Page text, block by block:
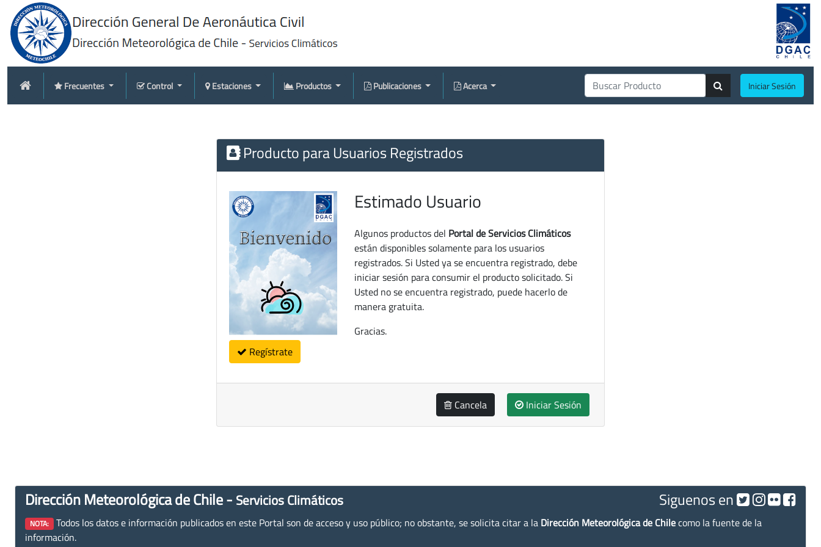
Frecuentes Control Estaciones Productos Publicaciones Acerca Iniciar Sesión
Producto para Usuarios Registrados
Regístrate
Estimado Usuario
Algunos productos del Portal de Servicios Climáticos
están disponibles solamente para los usuarios
registrados. Si Usted ya se encuentra registrado, debe
iniciar sesión para consumir el producto solicitado. Si
Usted no se encuentra registrado, puede hacerlo de
manera gratuita.
Gracias.
Cancela Iniciar Sesión
Dirección Meteorológica de Chile - Servicios Climáticos Siguenos en
NOTA: Todos los datos e información publicados en este Portal son de acceso y uso público; no obstante, se solicita citar a la Dirección Meteorológica de Chilecomo la fuente de la
información.